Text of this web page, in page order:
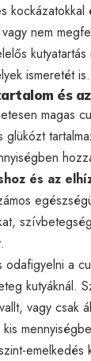
kockázatokkal
nem
kutyatartás
ismeretét is.
és
magas
glükózt
és az
odafigyelni a
kutyáknál.
vagy csak
emelkedés